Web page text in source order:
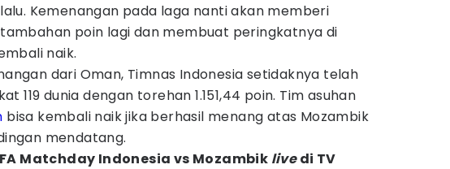
Kemenangan pada laga nanti akan memberi
poin lagi dan membuat peringkatnya di
naik.
dari Oman, Timnas Indonesia setidaknya telah
119 dunia dengan torehan 1.151,44 poin. Tim asuhan
bisa kembali naik jika berhasil menang atas Mozambik
mendatang.
Matchday Indonesia vs Mozambik livedi TV